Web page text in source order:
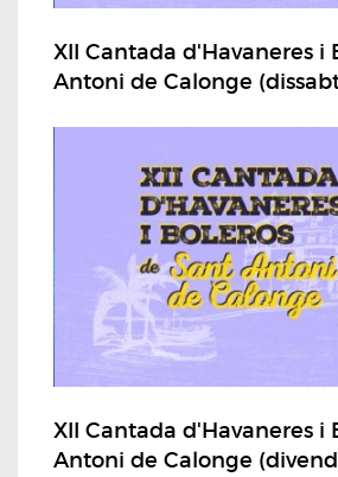
XII Cantada d'Havaneres i
Antoni de Calonge
XII Cantada d'Havaneres i
Antoni de Calonge